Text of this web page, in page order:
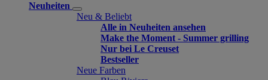
Neuheiten
Neu & Beliebt
Alle in Neuheiten ansehen
Make the Moment - Summer grilling
Nur bei Le Creuset
Bestseller
Neue Farben